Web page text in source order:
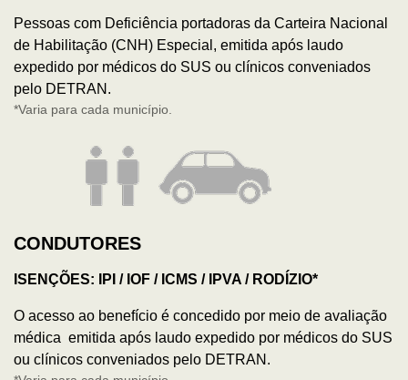
Pessoas com Deficiência portadoras da Carteira Nacional
de Habilitação (CNH) Especial, emitida após laudo
expedido por médicos do SUS ou clínicos conveniados
pelo DETRAN.
*Varia para cada município.
CONDUTORES
ISENÇÕES: IPI / IOF / ICMS / IPVA / RODÍZIO*
O acesso ao benefício é concedido por meio de avaliação
médica emitida após laudo expedido por médicos do SUS
ou clínicos conveniados pelo DETRAN.